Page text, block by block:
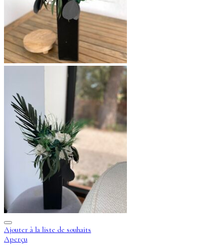
Ajouter à la liste de souhaits
Aperçu